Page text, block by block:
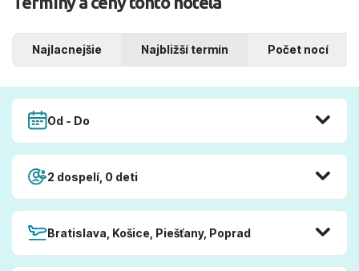
Najlacnejšie Najbližší termín Počet nocí
Od - Do
2 dospelí, 0 deti
Bratislava, Košice, Piešťany, Poprad